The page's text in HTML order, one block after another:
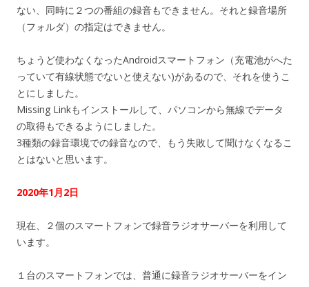
ない、同時に２つの番組の録音もできません。それと録音場所
（フォルダ）の指定はできません。
ちょうど使わなくなったAndroidスマートフォン（充電池がへた
っていて有線状態でないと使えない)があるので、それを使うこ
とにしました。
Missing Linkもインストールして、パソコンから無線でデータ
の取得もできるようにしました。
3種類の録音環境での録音なので、もう失敗して聞けなくなるこ
とはないと思います。
2020年1月2日
現在、２個のスマートフォンで録音ラジオサーバーを利用して
います。
１台のスマートフォンでは、普通に録音ラジオサーバーをイン